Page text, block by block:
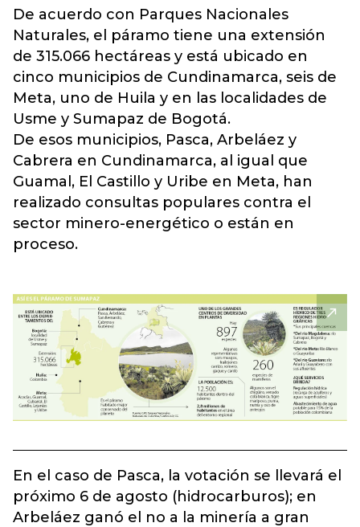
De acuerdo con Parques Nacionales
Naturales, el páramo tiene una extensión
de 315.066 hectáreas y está ubicado en
cinco municipios de Cundinamarca, seis de
Meta, uno de Huila y en las localidades de
Usme y Sumapaz de Bogotá.
De esos municipios, Pasca, Arbeláez y
Cabrera en Cundinamarca, al igual que
Guamal, El Castillo y Uribe en Meta, han
realizado consultas populares contra el
sector minero-energético o están en
proceso.
En el caso de Pasca, la votación se llevará el
próximo 6 de agosto (hidrocarburos); en
Arbeláez ganó el no a la minería a gran